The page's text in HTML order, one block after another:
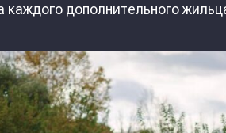
дополнительного